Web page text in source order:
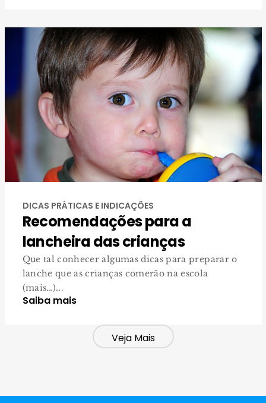
DICAS PRÁTICAS E INDICAÇÕES
Recomendações para a
lancheira das crianças
Que tal conhecer algumas dicas para preparar o
lanche que as crianças comerão na escola
(mais…)...
Saiba mais
Veja Mais